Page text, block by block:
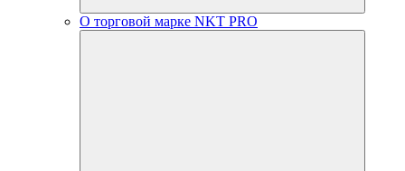
О торговой марке NKT PRO